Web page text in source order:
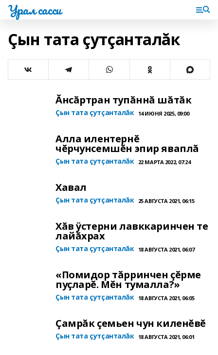
Урал сасси
Çын тата çутçанталăк
Ăнсăртран тупăннă шăтăк
Çын тата çутçанталăк 14 ИЮНЯ 2025, 09:00
Алла илентернĕ
чĕрчунсемшĕн эпир яваплă
Çын тата çутçанталăк 22 МАРТА 2022, 07:24
Хавал
Çын тата çутçанталăк 25 АВГУСТА 2021, 06:15
Хăв ÿстерни лавккаринчен те
лайăхрах
Çын тата çутçанталăк 18 АВГУСТА 2021, 06:07
«Помидор тăрринчен çĕрме
пуçларĕ. Мĕн тумалла?»
Çын тата çутçанталăк 18 АВГУСТА 2021, 06:05
Çамрăк çемьен чун киленĕвĕ
Çын тата çутçанталăк 18 АВГУСТА 2021, 06:01